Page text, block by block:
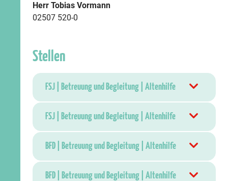
Herr Tobias Vormann
02507 520-0
Stellen
FSJ | Betreuung und Begleitung | Altenhilfe
FSJ | Betreuung und Begleitung | Altenhilfe
BFD | Betreuung und Begleitung | Altenhilfe
BFD | Betreuung und Begleitung | Altenhilfe